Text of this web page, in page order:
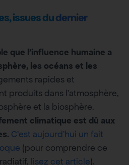
issues dudernier
que l’influence humaine a
les océans et les
rapides et
produits dans l’atmosphère,
et la biosphère.
climatique est dû aux
C’est aujourd’hui un fait
(pour comprendre ce
lisez cet article).